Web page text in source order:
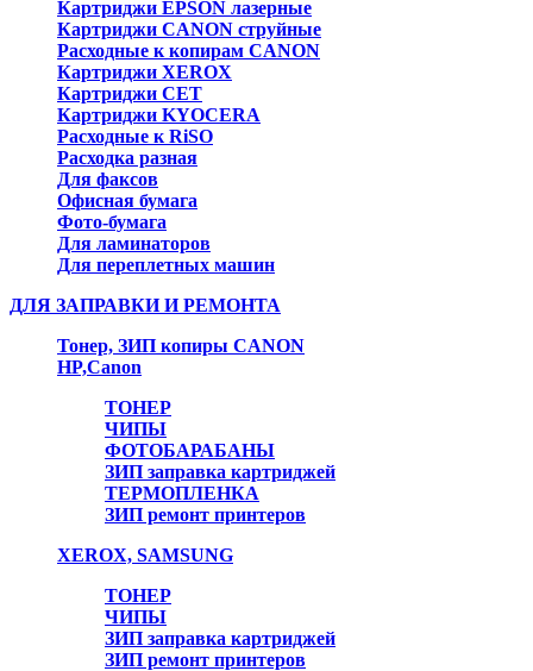
Картриджи EPSON лазерные
Картриджи CANON струйные
Расходные к копирам CANON
Картриджи XEROX
Картриджи CET
Картриджи KYOCERA
Расходные к RiSO
Расходка разная
Для факсов
Офисная бумага
Фото-бумага
Для ламинаторов
Для переплетных машин
ДЛЯ ЗАПРАВКИ И РЕМОНТА
Тонер, ЗИП копиры CANON
HP,Canon
ТОНЕР
ЧИПЫ
ФОТОБАРАБАНЫ
ЗИП заправка картриджей
ТЕРМОПЛЕНКА
ЗИП ремонт принтеров
XEROX, SAMSUNG
ТОНЕР
ЧИПЫ
ЗИП заправка картриджей
ЗИП ремонт принтеров